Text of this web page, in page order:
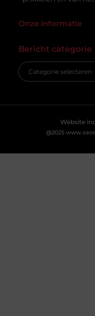
inzicht in het gebruik van
cookiebeleid ] voor meer
Bent u op zoek
groene sector?
Ermelo wellicht